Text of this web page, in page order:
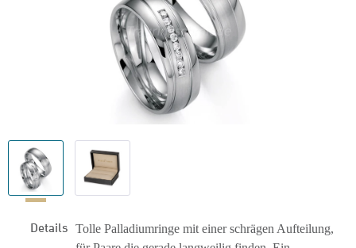
Details Tolle Palladiumringe mit einer schrägen Aufteilung,